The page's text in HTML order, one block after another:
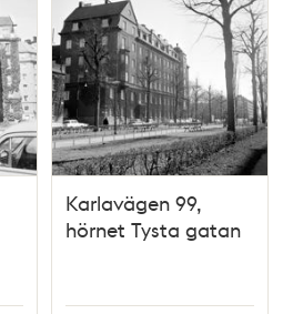
Karlavägen 99,
hörnet Tysta gatan